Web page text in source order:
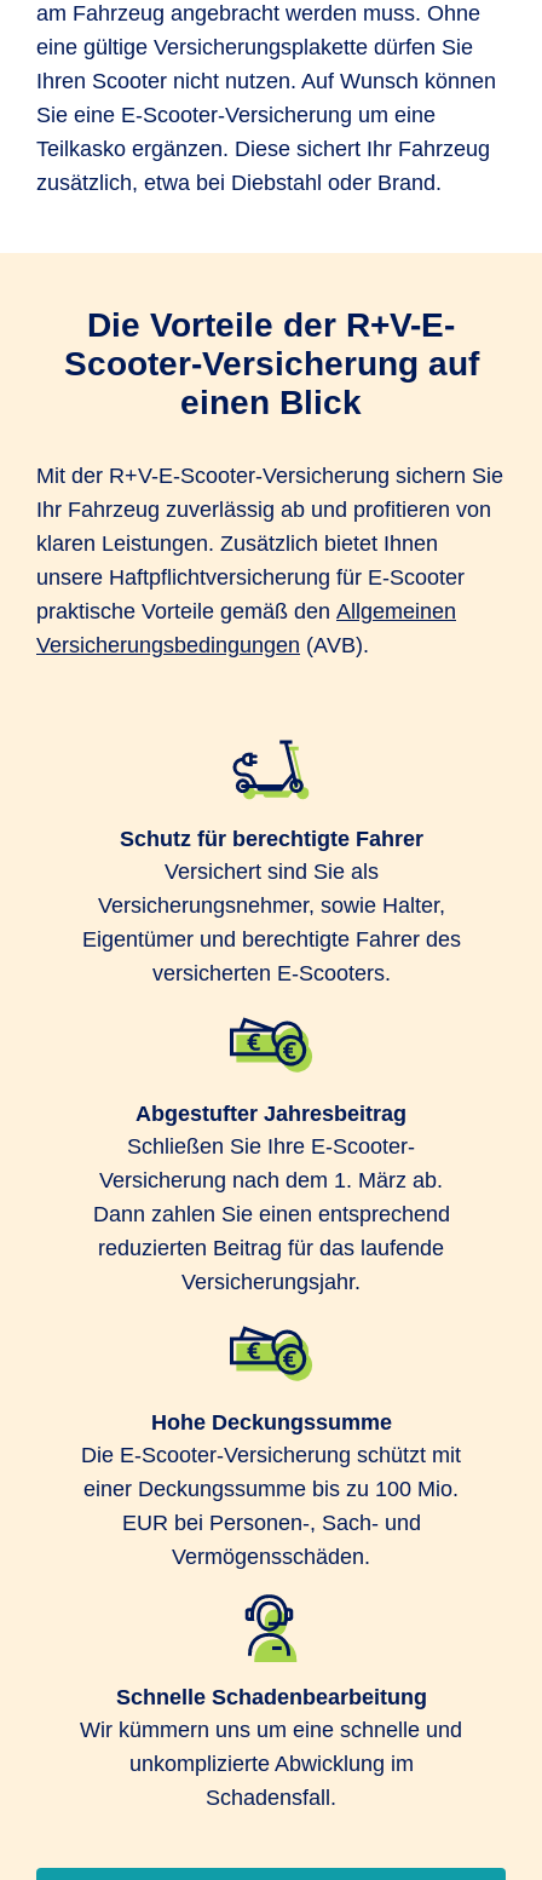
am Fahrzeug angebracht werden muss. Ohne
eine gültige Versicherungsplakette dürfen Sie
Ihren Scooter nicht nutzen. Auf Wunsch können
Sie eine E-Scooter-Versicherung um eine
Teilkasko ergänzen. Diese sichert Ihr Fahrzeug
zusätzlich, etwa bei Diebstahl oder Brand.
Die Vorteile der R+V-E-
Scooter-Versicherung auf
einen Blick
Mit der R+V-E-Scooter-Versicherung sichern Sie
Ihr Fahrzeug zuverlässig ab und profitieren von
klaren Leistungen. Zusätzlich bietet Ihnen
unsere Haftpflichtversicherung für E-Scooter
praktische Vorteile gemäß den Allgemeinen
Versicherungsbedingungen (AVB).
Schutz für berechtigte Fahrer
Versichert sind Sie als
Versicherungsnehmer, sowie Halter,
Eigentümer und berechtigte Fahrer des
versicherten E-Scooters.
Abgestufter Jahresbeitrag
Schließen Sie Ihre E-Scooter-
Versicherung nach dem 1. März ab.
Dann zahlen Sie einen entsprechend
reduzierten Beitrag für das laufende
Versicherungsjahr.
Hohe Deckungssumme
Die E-Scooter-Versicherung schützt mit
einer Deckungssumme bis zu 100 Mio.
EUR bei Personen-, Sach- und
Vermögensschäden.
Schnelle Schadenbearbeitung
Wir kümmern uns um eine schnelle und
unkomplizierte Abwicklung im
Schadensfall.